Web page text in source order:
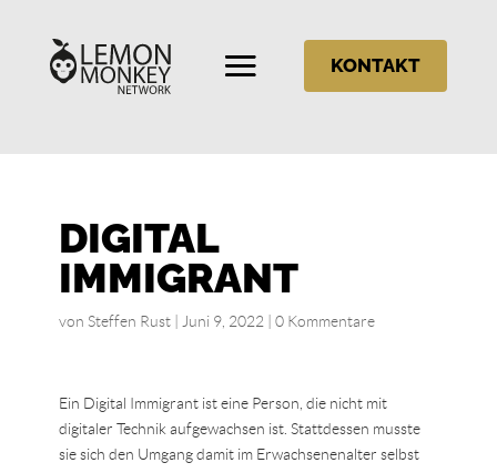
KONTAKT
DIGITAL
IMMIGRANT
von Steffen Rust| Juni 9, 2022 0 Kommentare
Ein Digital Immigrant ist eine Person, die nicht mit
digitaler Technik aufgewachsen ist. Stattdessen musste
sie sich den Umgang damit im Erwachsenenalter selbst